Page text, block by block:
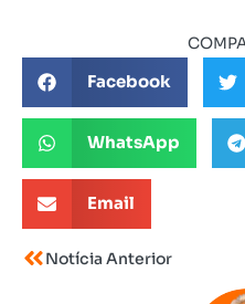
Facebook
WhatsApp
Email
Notícia Anterior